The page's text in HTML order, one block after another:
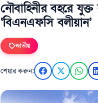
নৌবাহিনীর বহরে
‘বিএনএফসি বলীয়ান’
জাতীয়
শেয়ার করুন: